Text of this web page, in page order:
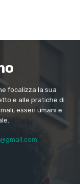
focalizza la sua
e alle pratiche di
esseri umani e